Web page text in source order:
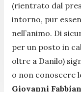
(rientrato dal
intorno, pur
nell’animo. Di
per un posto in
oltre a Danilo)
o non conoscere
Giovanni Fabbian